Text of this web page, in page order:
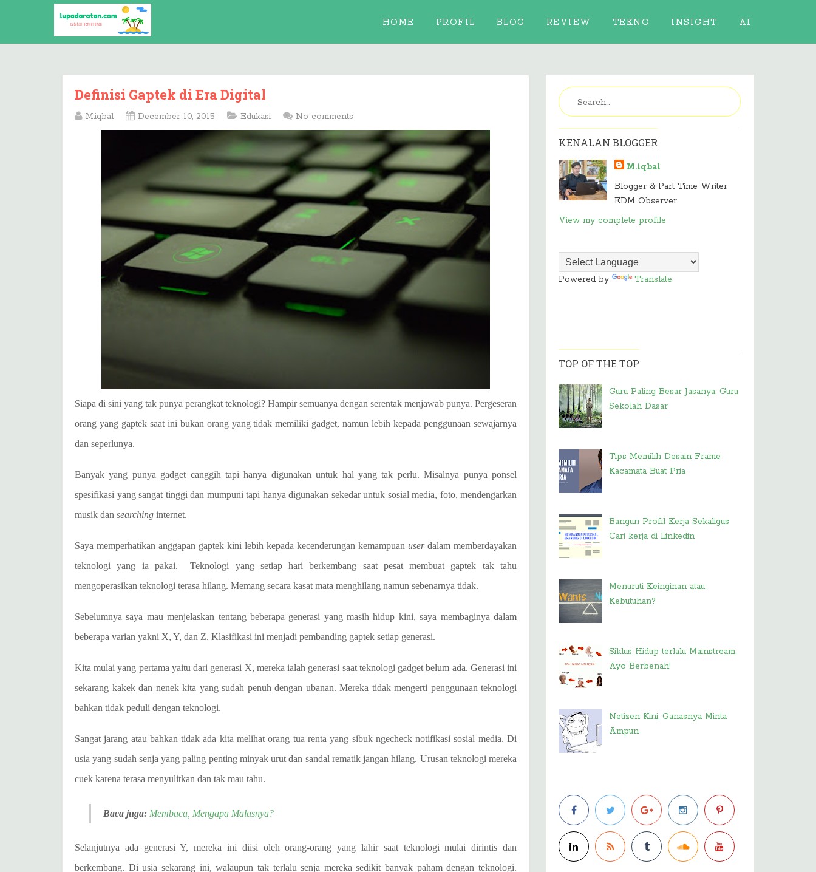
HOME PROFIL BLOG REVIEW TEKNO INSIGHT AI
Definisi Gaptek di Era Digital
M.iqbal December 10, 2015 Edukasi No comments
Siapa di sini yang tak punya perangkat teknologi? Hampir semuanya dengan serentak menjawab punya. Pergeseran
orang yang gaptek saat ini bukan orang yang tidak memiliki gadget, namun lebih kepada penggunaan sewajarnya
dan seperlunya.
Banyak yang punya gadget canggih tapi hanya digunakan untuk hal yang tak perlu. Misalnya punya ponsel
spesifikasi yang sangat tinggi dan mumpuni tapi hanya digunakan sekedar untuk sosial media, foto, mendengarkan
musik dan searching internet.
Saya memperhatikan anggapan gaptek kini lebih kepada kecenderungan kemampuan user dalam memberdayakan
teknologi yang ia pakai. Teknologi yang setiap hari berkembang saat pesat membuat gaptek tak tahu
mengoperasikan teknologi terasa hilang. Memang secara kasat mata menghilang namun sebenarnya tidak.
Sebelumnya saya mau menjelaskan tentang beberapa generasi yang masih hidup kini, saya membaginya dalam
beberapa varian yakni X, Y, dan Z. Klasifikasi ini menjadi pembanding gaptek setiap generasi.
Kita mulai yang pertama yaitu dari generasi X, mereka ialah generasi saat teknologi gadget belum ada. Generasi ini
sekarang kakek dan nenek kita yang sudah penuh dengan ubanan. Mereka tidak mengerti penggunaan teknologi
bahkan tidak peduli dengan teknologi.
Sangat jarang atau bahkan tidak ada kita melihat orang tua renta yang sibuk ngecheck notifikasi sosial media. Di
usia yang sudah senja yang paling penting minyak urut dan sandal rematik jangan hilang. Urusan teknologi mereka
cuek karena terasa menyulitkan dan tak mau tahu.
Baca juga: Membaca, Mengapa Malasnya?
Selanjutnya ada generasi Y, mereka ini diisi oleh orang-orang yang lahir saat teknologi mulai dirintis dan
berkembang. Di usia sekarang ini, walaupun tak terlalu senja mereka sedikit banyak paham dengan teknologi.
KENALAN BLOGGER
M.iqbal
Blogger & Part Time Writer
EDM Observer
View my complete profile
Powered by Translate
TOP OF THE TOP
Guru Paling Besar Jasanya: Guru
Sekolah Dasar
Tips Memilih Desain Frame
Kacamata Buat Pria
Bangun Profil Kerja Sekaligus
Cari kerja di Linkedin
Menuruti Keinginan atau
Kebutuhan?
Siklus Hidup terlalu Mainstream,
Ayo Berbenah!
Netizen Kini, Ganasnya Minta
Ampun